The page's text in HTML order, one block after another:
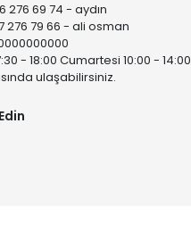
276 69 74 - aydın
276 79 66 - ali osman
- 18:00 Cumartesi 10:00 - 14:00
ulaşabilirsiniz.